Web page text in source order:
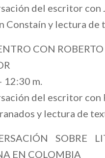
del escritor con
Constaín y lectura de
CON
12:30 m.
del escritor con
y lectura de
SOBRE
EN COLOMBIA